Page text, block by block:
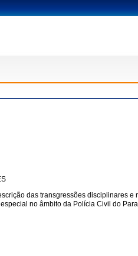
das transgressões disciplinares
no âmbito da Polícia Civil do